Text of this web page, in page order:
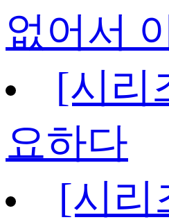
없어서
[시리
요하다
[시